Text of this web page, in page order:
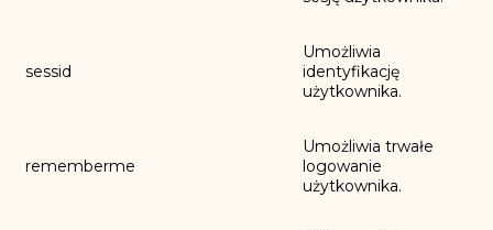
sessid
Umożliwia
identyfikację
użytkownika.
rememberme
Umożliwia trwałe
logowanie
użytkownika.